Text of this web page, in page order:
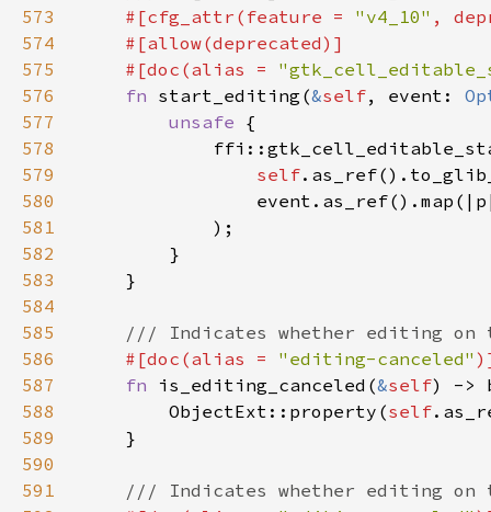
573
#[cfg_attr(feature = "v4_10" ,
574
575
    #[doc(alias =
576
fn start_editing(&self, event:
577
unsafe
578
579
self
580
581
582
583
584
585
586
#[doc(alias = "editing-canceled"
587
fn is_editing_canceled(&self
588
        ObjectExt::property(
self
589
590
591